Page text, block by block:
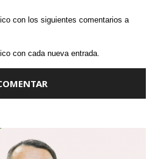
con los siguientes comentarios a
con cada nueva entrada.